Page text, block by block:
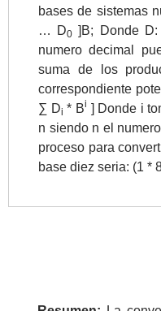
Matemáticas
Matemáticas
bases de sistemas
… D0 ]B; Donde
numero decimal
suma de los
correspondiente
∑ Di * Bi ] Donde i
n siendo n el
proceso para
base diez seria: (1 *